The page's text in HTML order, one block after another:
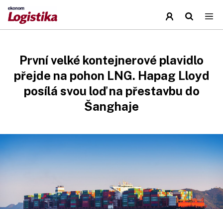
První velké kontejnerové plavidlo
přejde na pohon LNG. Hapag Lloyd
posílá svou loď na přestavbu do
Šanghaje